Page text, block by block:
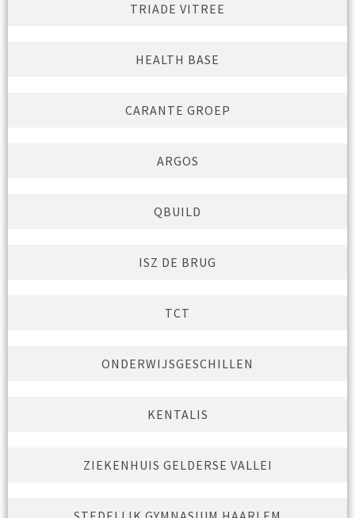
TRIADE VITREE
HEALTH BASE
CARANTE GROEP
ARGOS
QBUILD
ISZ DE BRUG
TCT
ONDERWIJSGESCHILLEN
KENTALIS
ZIEKENHUIS GELDERSE VALLEI